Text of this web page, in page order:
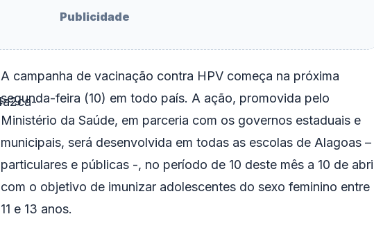
Publicidade
A campanha de vacinação contra HPV começa na próxima
segunda-feira (10) em todo país. A ação, promovida pelo
Ministério da Saúde, em parceria com os governos estaduais e
municipais, será desenvolvida em todas as escolas de Alagoas –
particulares e públicas -, no período de 10 deste mês a 10 de
com o objetivo de imunizar adolescentes do sexo feminino entre
11 e 13 anos.